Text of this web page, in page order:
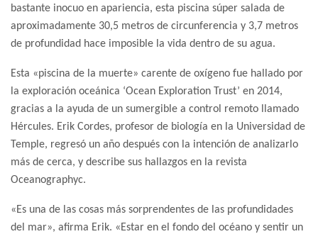
bastante inocuo en apariencia, esta piscina súper salada de
aproximadamente 30,5 metros de circunferencia y 3,7 metros
de profundidad hace imposible la vida dentro de su agua.
Esta «piscina de la muerte» carente de oxígeno fue hallado por
la exploración oceánica ‘Ocean Exploration Trust’ en 2014,
gracias a la ayuda de un sumergible a control remoto llamado
Hércules. Erik Cordes, profesor de biología en la Universidad de
Temple, regresó un año después con la intención de analizarlo
más de cerca, y describe sus hallazgos en la revista
Oceanographyc.
«Es una de las cosas más sorprendentes de las profundidades
del mar», afirma Erik. «Estar en el fondo del océano y sentir un